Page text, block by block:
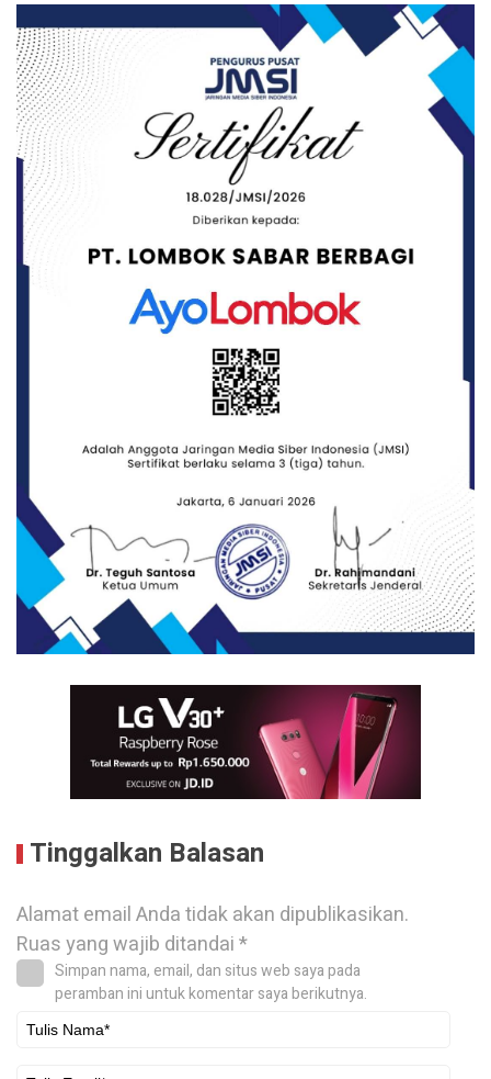
Tinggalkan Balasan
Alamat email Anda tidak akan dipublikasikan.
Ruas yang wajib ditandai*
Simpan nama, email, dan situs web saya pada
peramban ini untuk komentar saya berikutnya.